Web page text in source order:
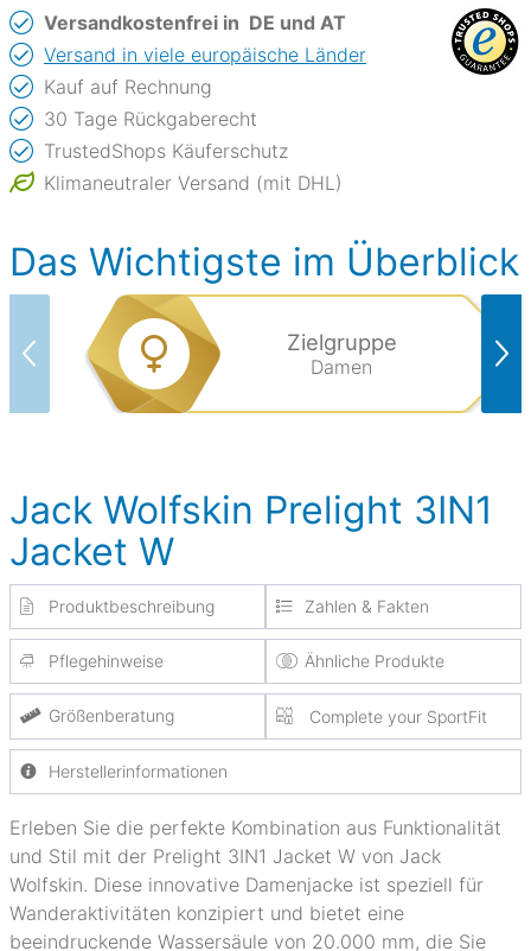
Versandkostenfrei in DE und AT
Versand in viele europäische Länder
Kauf auf Rechnung
30 Tage Rückgaberecht
TrustedShops Käuferschutz
Klimaneutraler Versand (mit DHL)
Das Wichtigste im Überblick
Zielgruppe
Damen
Jack Wolfskin Prelight 3IN1
Jacket W
Produktbeschreibung Zahlen & Fakten
Pflegehinweise Ähnliche Produkte
Größenberatung Complete your SportFit
Herstellerinformationen
Erleben Sie die perfekte Kombination aus Funktionalität
und Stil mit der Prelight 3IN1 Jacket W von Jack
Wolfskin. Diese innovative Damenjacke ist speziell für
Wanderaktivitäten konzipiert und bietet eine
beeindruckende Wassersäule von 20.000 mm, die Sie